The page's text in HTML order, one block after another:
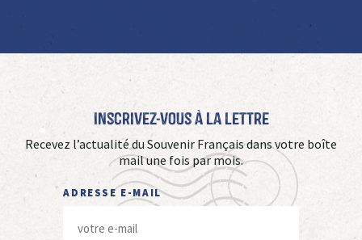
Inscrivez-vous à La Lettre
Recevez l’actualité du Souvenir Français dans votre boîte
mail une fois par mois.
ADRESSE E-MAIL